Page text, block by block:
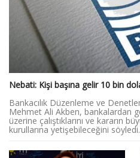
Nebati: Kişi başına gelir 10 bin
Bankacılık Düzenleme ve
Mehmet Ali Akben, bankalardan
üzerine çalıştıklarını ve kararın
kurullarına yetişebileceğini söyledi.